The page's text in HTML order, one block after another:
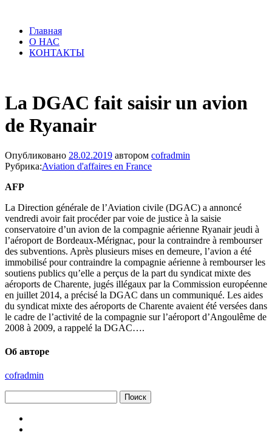
Главная
О НАС
КОНТАКТЫ
La DGAC fait saisir un avion
de Ryanair
Опубликовано 28.02.2019 автором cofradmin
Рубрика:Aviation d'affaires en France
AFP
La Direction générale de l’Aviation civile (DGAC) a annoncé
vendredi avoir fait procéder par voie de justice à la saisie
conservatoire d’un avion de la compagnie aérienne Ryanair jeudi à
l’aéroport de Bordeaux-Mérignac, pour la contraindre à rembourser
des subventions. Après plusieurs mises en demeure, l’avion a été
immobilisé pour contraindre la compagnie aérienne à rembourser les
soutiens publics qu’elle a perçus de la part du syndicat mixte des
aéroports de Charente, jugés illégaux par la Commission européenne
en juillet 2014, a précisé la DGAC dans un communiqué. Les aides
du syndicat mixte des aéroports de Charente avaient été versées dans
le cadre de l’activité de la compagnie sur l’aéroport d’Angoulême de
2008 à 2009, a rappelé la DGAC….
Об авторе
cofradmin